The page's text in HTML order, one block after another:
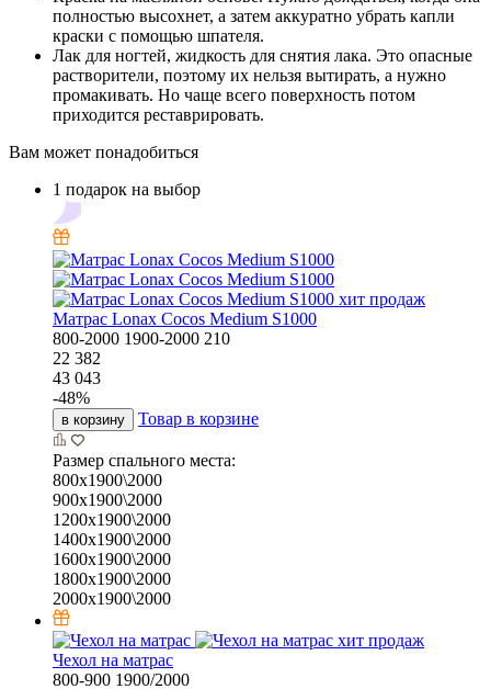
полностью высохнет, а затем аккуратно убрать капли
краски с помощью шпателя.
Лак для ногтей, жидкость для снятия лака. Это опасные
растворители, поэтому их нельзя вытирать, а нужно
промакивать. Но чаще всего поверхность потом
приходится реставрировать.
Вам может понадобиться
1 подарок на выбор
хит продаж
Матрас Lonax Cocos Medium S1000
800-2000 1900-2000 210
22 382
43 043
-48%
в корзину Товар в корзине
Размер спального места:
800х1900\2000
900х1900\2000
1200х1900\2000
1400х1900\2000
1600х1900\2000
1800х1900\2000
2000х1900\2000
хит продаж
Чехол на матрас
800-900 1900/2000